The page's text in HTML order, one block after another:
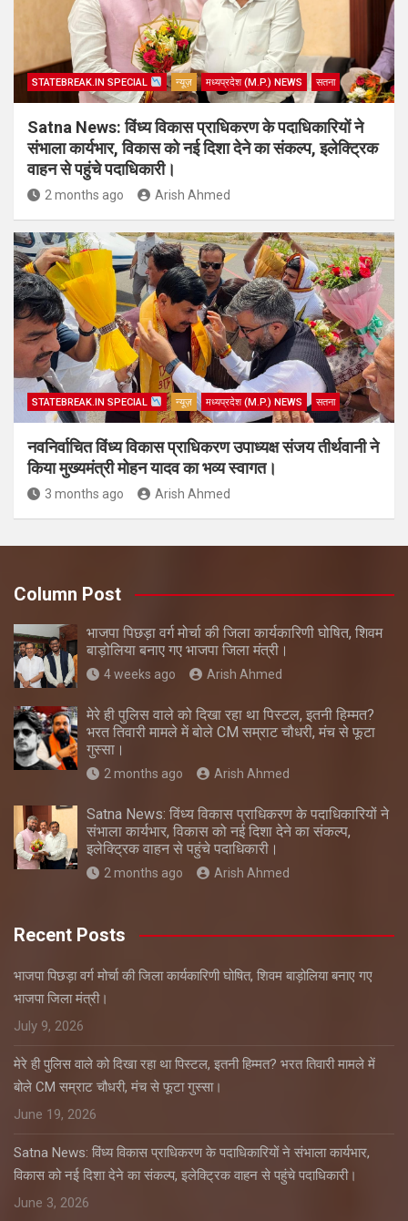
STATEBREAK.IN SPECIAL न्यूज़ मध्यप्रदेश (M.P.) NEWS सतना
Satna News: विंध्य विकास प्राधिकरण के पदाधिकारियों ने
संभाला कार्यभार, विकास को नई दिशा देने का संकल्प, इलेक्ट्रिक
वाहन से पहुंचे पदाधिकारी।
2 months ago Arish Ahmed
STATEBREAK.IN SPECIAL न्यूज़ मध्यप्रदेश (M.P.) NEWS सतना
नवनिर्वाचित विंध्य विकास प्राधिकरण उपाध्यक्ष संजय तीर्थवानी ने
किया मुख्यमंत्री मोहन यादव का भव्य स्वागत।
3 months ago Arish Ahmed
Column Post
भाजपा पिछड़ा वर्ग मोर्चा की जिला कार्यकारिणी घोषित, शिवम
बाड़ोलिया बनाए गए भाजपा जिला मंत्री।
4 weeks ago Arish Ahmed
मेरे ही पुलिस वाले को दिखा रहा था पिस्टल, इतनी हिम्मत?
भरत तिवारी मामले में बोले CM सम्राट चौधरी, मंच से फूटा
गुस्सा।
2 months ago Arish Ahmed
Satna News: विंध्य विकास प्राधिकरण के पदाधिकारियों ने
संभाला कार्यभार, विकास को नई दिशा देने का संकल्प,
इलेक्ट्रिक वाहन से पहुंचे पदाधिकारी।
2 months ago Arish Ahmed
Recent Posts
भाजपा पिछड़ा वर्ग मोर्चा की जिला कार्यकारिणी घोषित, शिवम बाड़ोलिया बनाए गए
भाजपा जिला मंत्री।
July 9, 2026
मेरे ही पुलिस वाले को दिखा रहा था पिस्टल, इतनी हिम्मत? भरत तिवारी मामले में
बोले CM सम्राट चौधरी, मंच से फूटा गुस्सा।
June 19, 2026
Satna News: विंध्य विकास प्राधिकरण के पदाधिकारियों ने संभाला कार्यभार,
विकास को नई दिशा देने का संकल्प, इलेक्ट्रिक वाहन से पहुंचे पदाधिकारी।
June 3, 2026